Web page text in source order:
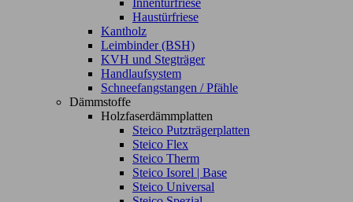
Innentürfriese
Haustürfriese
Kantholz
Leimbinder (BSH)
KVH und Stegträger
Handlaufsystem
Schneefangstangen / Pfähle
Dämmstoffe
Holzfaserdämmplatten
Steico Putzträgerplatten
Steico Flex
Steico Therm
Steico Isorel | Base
Steico Universal